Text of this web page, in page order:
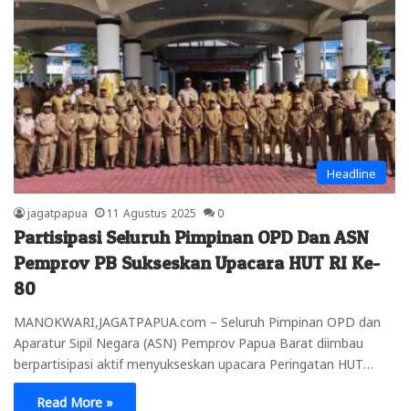
Headline
jagatpapua 11 Agustus 2025 0
Partisipasi Seluruh Pimpinan OPD Dan ASN
Pemprov PB Sukseskan Upacara HUT RI Ke-
80
MANOKWARI,JAGATPAPUA.com – Seluruh Pimpinan OPD dan
Aparatur Sipil Negara (ASN) Pemprov Papua Barat diimbau
berpartisipasi aktif menyukseskan upacara Peringatan HUT…
Read More »